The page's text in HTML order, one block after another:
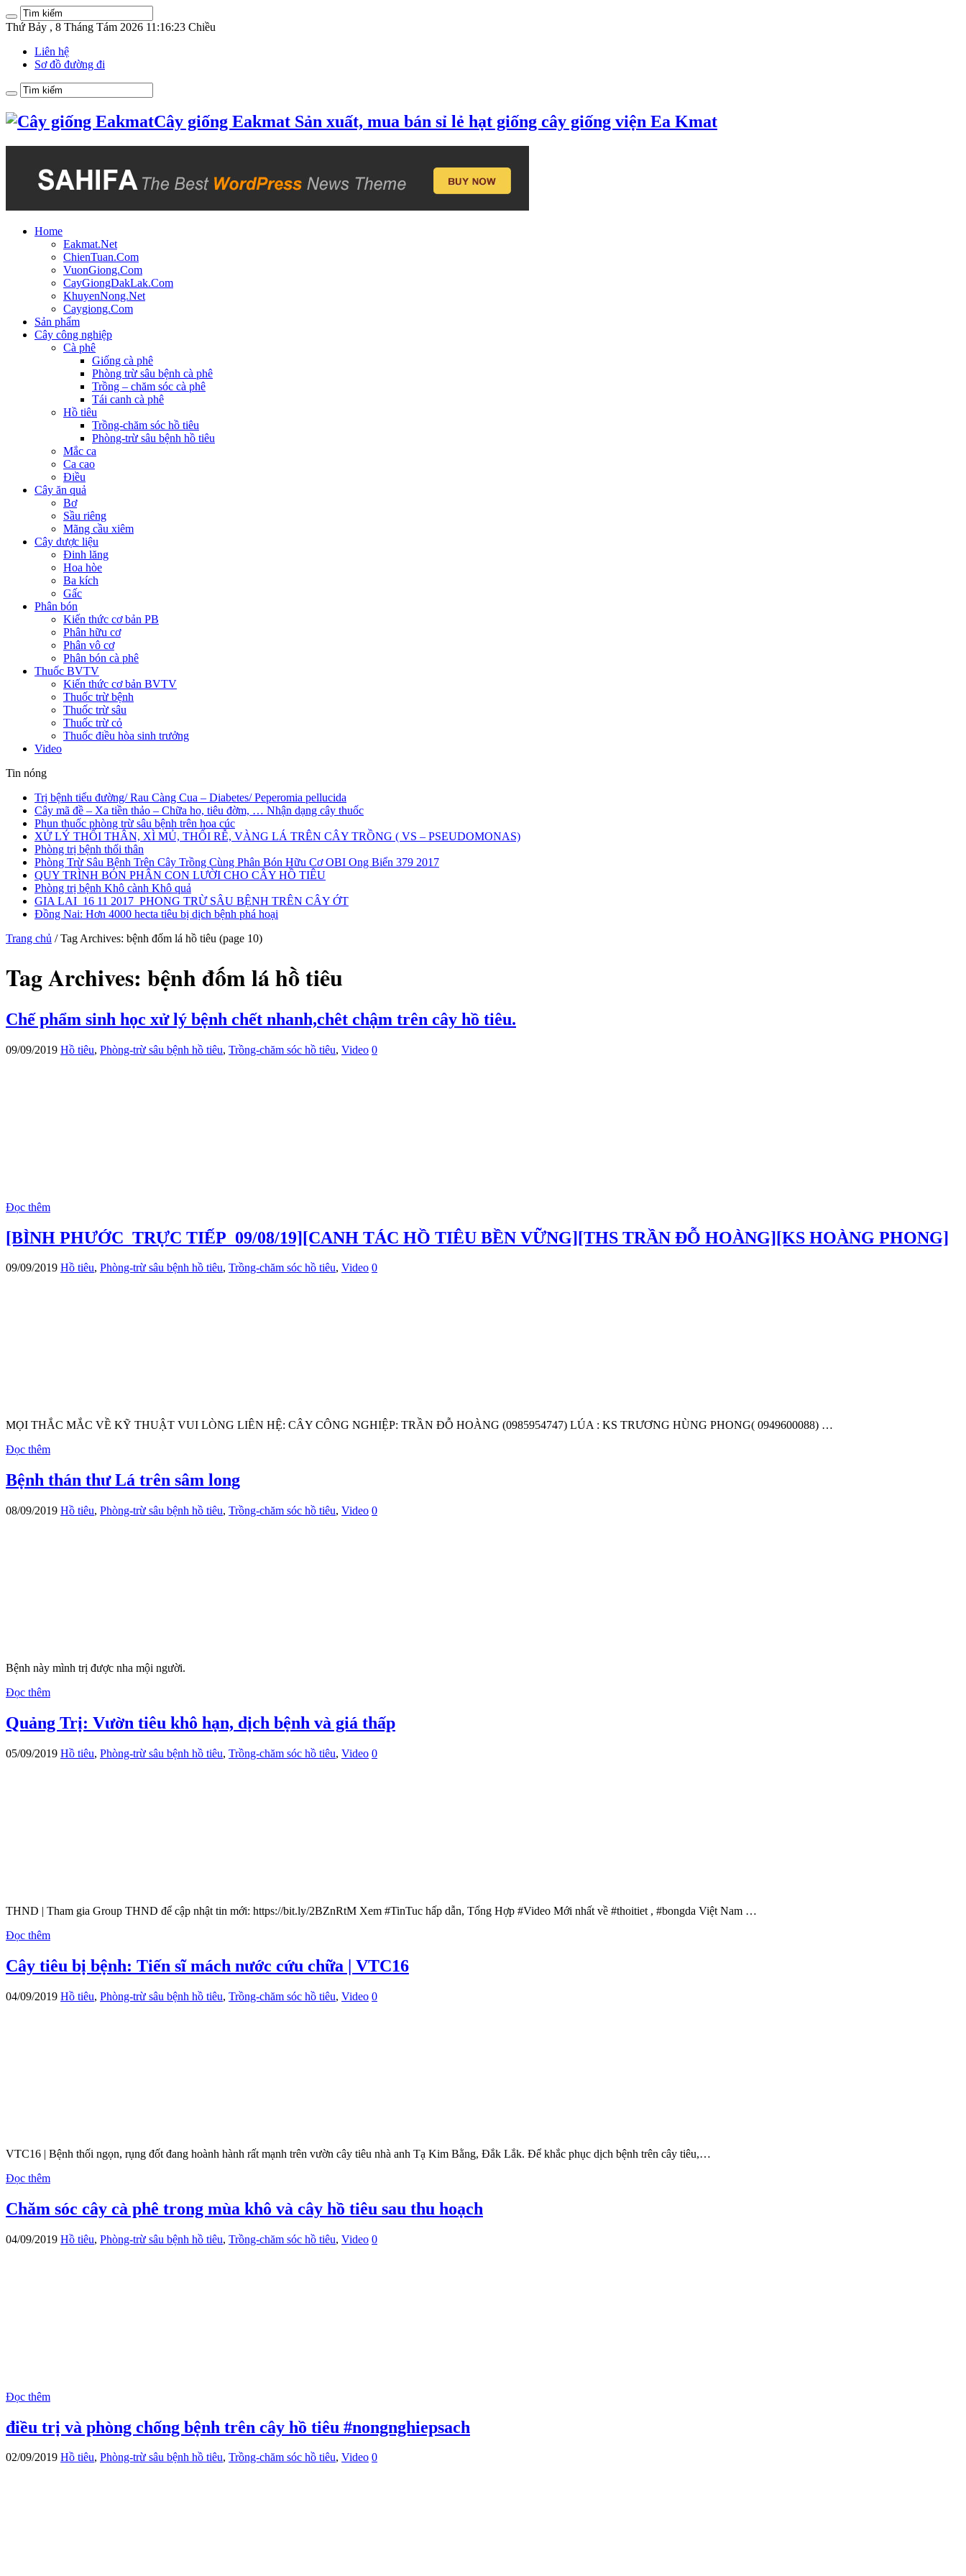
Thứ Bảy , 8 Tháng Tám 2026 11:16:23 Chiều
Liên hệ
Sơ đồ đường đi
Cây giống Eakmat Sản xuất, mua bán sỉ lẻ hạt giống cây giống viện Ea Kmat
Home
Eakmat.Net
ChienTuan.Com
VuonGiong.Com
CayGiongDakLak.Com
KhuyenNong.Net
Caygiong.Com
Sản phẩm
Cây công nghiệp
Cà phê
Giống cà phê
Phòng trừ sâu bệnh cà phê
Trồng – chăm sóc cà phê
Tái canh cà phê
Hồ tiêu
Trồng-chăm sóc hồ tiêu
Phòng-trừ sâu bệnh hồ tiêu
Mắc ca
Ca cao
Điều
Cây ăn quả
Bơ
Sầu riêng
Mãng cầu xiêm
Cây dược liệu
Đinh lăng
Hoa hòe
Ba kích
Gấc
Phân bón
Kiến thức cơ bản PB
Phân hữu cơ
Phân vô cơ
Phân bón cà phê
Thuốc BVTV
Kiến thức cơ bản BVTV
Thuốc trừ bệnh
Thuốc trừ sâu
Thuốc trừ cỏ
Thuốc điều hòa sinh trưởng
Video
Tin nóng
Trị bệnh tiểu đường/ Rau Càng Cua – Diabetes/ Peperomia pellucida
Cây mã đề – Xa tiền thảo – Chữa ho, tiêu đờm, … Nhận dạng cây thuốc
Phun thuốc phòng trừ sâu bệnh trên hoa cúc
XỬ LÝ THỐI THÂN, XÌ MỦ, THỐI RỄ, VÀNG LÁ TRÊN CÂY TRỒNG ( VS – PSEUDOMONAS)
Phòng trị bệnh thối thân
Phòng Trừ Sâu Bệnh Trên Cây Trồng Cùng Phân Bón Hữu Cơ OBI Ong Biển 379 2017
QUY TRÌNH BÓN PHÂN CON LƯỜI CHO CÂY HỒ TIÊU
Phòng trị bệnh Khô cành Khô quả
GIA LAI_16 11 2017_PHONG TRỪ SÂU BỆNH TRÊN CÂY ỚT
Đồng Nai: Hơn 4000 hecta tiêu bị dịch bệnh phá hoại
Trang chủ / Tag Archives: bệnh đốm lá hồ tiêu (page 10)
Tag Archives: bệnh đốm lá hồ tiêu
Chế phẩm sinh học xử lý bệnh chết nhanh,chêt chậm trên cây hồ tiêu.
09/09/2019 Hồ tiêu, Phòng-trừ sâu bệnh hồ tiêu, Trồng-chăm sóc hồ tiêu, Video 0
Đọc thêm
[BÌNH PHƯỚC_TRỰC TIẾP_09/08/19][CANH TÁC HỒ TIÊU BỀN VỮNG][THS TRẦN ĐỖ HOÀNG][KS HOÀNG PHONG]
09/09/2019 Hồ tiêu, Phòng-trừ sâu bệnh hồ tiêu, Trồng-chăm sóc hồ tiêu, Video 0
MỌI THẮC MẮC VỀ KỸ THUẬT VUI LÒNG LIÊN HỆ: CÂY CÔNG NGHIỆP: TRẦN ĐỖ HOÀNG (0985954747) LÚA : KS TRƯƠNG HÙNG PHONG( 0949600088) …
Đọc thêm
Bệnh thán thư Lá trên sâm long
08/09/2019 Hồ tiêu, Phòng-trừ sâu bệnh hồ tiêu, Trồng-chăm sóc hồ tiêu, Video 0
Bệnh này mình trị được nha mội người.
Đọc thêm
Quảng Trị: Vườn tiêu khô hạn, dịch bệnh và giá thấp
05/09/2019 Hồ tiêu, Phòng-trừ sâu bệnh hồ tiêu, Trồng-chăm sóc hồ tiêu, Video 0
THND | Tham gia Group THND để cập nhật tin mới: https://bit.ly/2BZnRtM Xem #TinTuc hấp dẫn, Tổng Hợp #Video Mới nhất về #thoitiet , #bongda Việt Nam …
Đọc thêm
Cây tiêu bị bệnh: Tiến sĩ mách nước cứu chữa | VTC16
04/09/2019 Hồ tiêu, Phòng-trừ sâu bệnh hồ tiêu, Trồng-chăm sóc hồ tiêu, Video 0
VTC16 | Bệnh thối ngọn, rụng đốt đang hoành hành rất mạnh trên vườn cây tiêu nhà anh Tạ Kim Bằng, Đắk Lắk. Để khắc phục dịch bệnh trên cây tiêu,…
Đọc thêm
Chăm sóc cây cà phê trong mùa khô và cây hồ tiêu sau thu hoạch
04/09/2019 Hồ tiêu, Phòng-trừ sâu bệnh hồ tiêu, Trồng-chăm sóc hồ tiêu, Video 0
Đọc thêm
điều trị và phòng chống bệnh trên cây hồ tiêu #nongnghiepsach
02/09/2019 Hồ tiêu, Phòng-trừ sâu bệnh hồ tiêu, Trồng-chăm sóc hồ tiêu, Video 0